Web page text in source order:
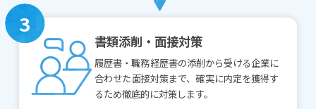
3
書類添削・面接対策
履歴書・職務経歴書の添削から受ける企業に
合わせた面接対策まで、確実に内定を獲得す
るため徹底的に対策します。